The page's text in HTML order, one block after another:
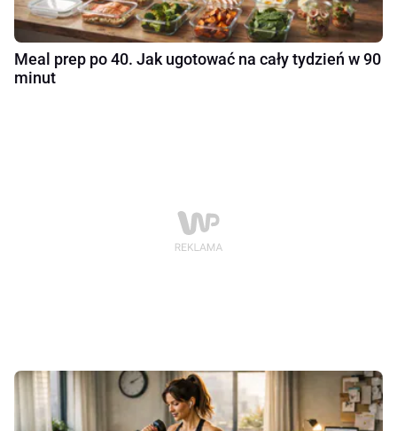
Meal prep po 40. Jak ugotować na cały tydzień w 90
minut